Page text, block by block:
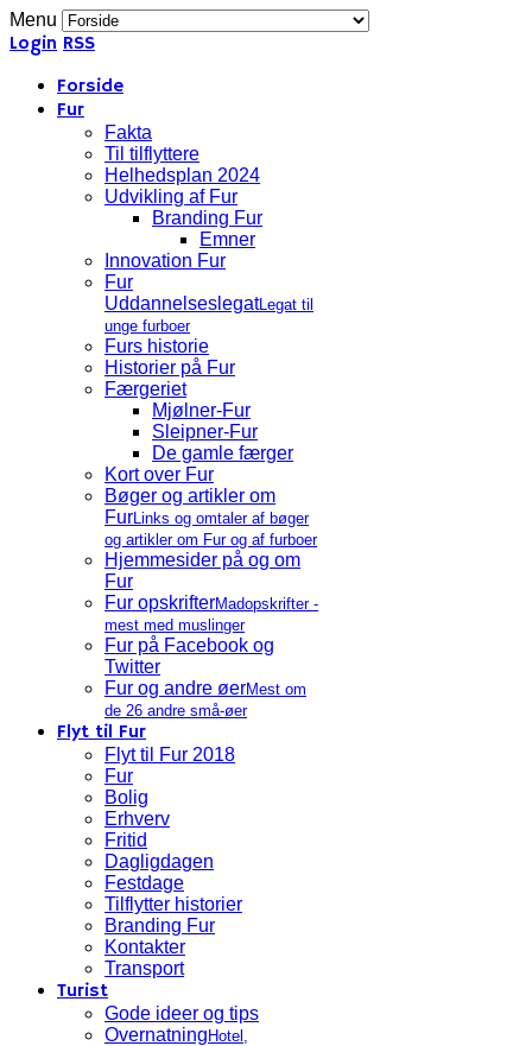
Menu
Login RSS
Forside
Fur
Fakta
Til tilflyttere
Helhedsplan 2024
Udvikling af Fur
Branding Fur
Emner
Innovation Fur
Fur
UddannelseslegatLegat til
unge furboer
Furs historie
Historier på Fur
Færgeriet
Mjølner-Fur
Sleipner-Fur
De gamle færger
Kort over Fur
Bøger og artikler om
FurLinks og omtaler af bøger
og artikler om Fur og af furboer
Hjemmesider på og om
Fur
Fur opskrifterMadopskrifter -
mest med muslinger
Fur på Facebook og
Twitter
Fur og andre øerMest om
de 26 andre små-øer
Flyt til Fur
Flyt til Fur 2018
Fur
Bolig
Erhverv
Fritid
Dagligdagen
Festdage
Tilflytter historier
Branding Fur
Kontakter
Transport
Turist
Gode ideer og tips
Overnatning Hotel,